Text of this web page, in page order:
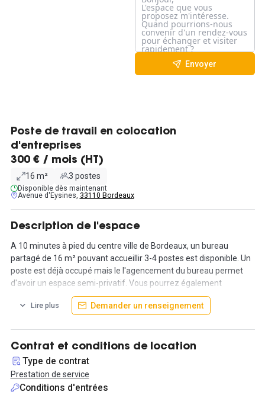
Envoyer
Poste de travail en colocation
d'entreprises
300 € / mois (HT)
16 m² 3 postes
Disponible dès maintenant
Avenue d'Eysines, 33110 Bordeaux
Description de l'espace
A 10 minutes à pied du centre ville de Bordeaux, un bureau
partagé de 16 m² pouvant accueillir 3-4 postes est disponible. Un
poste est déjà occupé mais le l'agencement du bureau permet
d'avoir un espace semi-privatif. Vous pourrez également
bénéficier d'un espace détente/café et de toilettes séparés. A
l'étage, vous retrouverez une cuisine, une salle à manger et une
possibilité de personnaliser la vitrine.
Le bureau est accessible en transports en commun grâce au
tram et bus qui se situent à côté. Vous pourrez aussi stationner
en voiture à proximité.
Lire plus Demander un renseignement
Contrat et conditions de location
Type de contrat
Prestation de service
Conditions d'entrées